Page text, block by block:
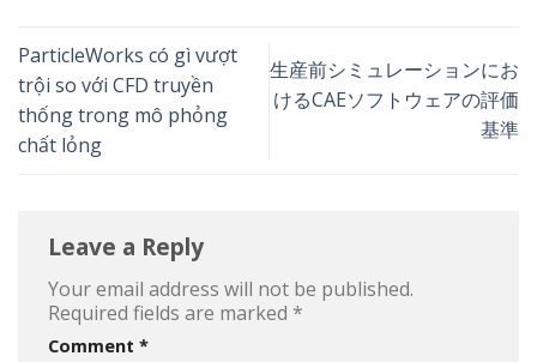
ParticleWorks có gì vượt
trội so với CFD truyền
thống trong mô phỏng
chất lỏng
生産前シミュレーションにお
けるCAEソフトウェアの評価
基準
Leave a Reply
Your email address will not be published.
Required fields are marked *
Comment *